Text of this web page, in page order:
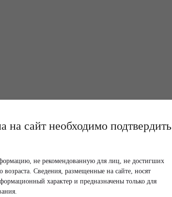
на сайт необходимо подтвердить
не рекомендованную для лиц, не достигших
возраста. Сведения, размещенные на сайте, носят
характер и предназначены только для